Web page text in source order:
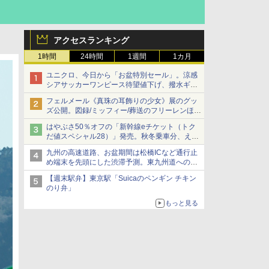
アクセスランキング
1時間 24時間 1週間 1カ月
ユニクロ、今日から「お盆特別セール」。涼感
シアサッカーワンピース待望値下げ、撥水ギア
ショーツは1990円に
フェルメール《真珠の耳飾りの少女》展のグッ
ズ公開。図録/ミッフィー/葬送のフリーレンほ
か、注目ブランドコラボが実現
はやぶさ50％オフの「新幹線eチケット（トク
だ値スペシャル28）」発売。秋冬乗車分、えき
ねっと限定
九州の高速道路、お盆期間は松橋ICなど通行止
め端末を先頭にした渋滞予測。東九州道への迂
回は料金調整を実施
【週末駅弁】東京駅「Suicaのペンギン チキン
のり弁」
もっと見る